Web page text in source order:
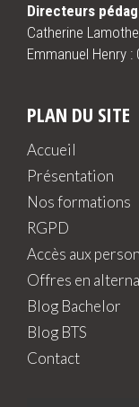
Directeurs
Catherine
Emmanuel Henry :
PLAN DU SITE
Accueil
Présentation
Nos formations
RGPD
Accès aux
Offres en
Blog Bachelor
Blog BTS
Contact